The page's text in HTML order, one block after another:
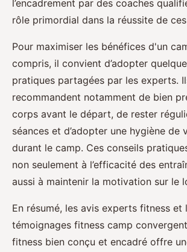
l’encadrement par des coaches
rôle primordial dans la réussite de
Pour maximiser les bénéfices d'un
compris, il convient d’adopter
pratiques partagées par les experts.
recommandent notamment de bien
corps avant le départ, de rester
séances et d’adopter une hygiène de
durant le camp. Ces conseils
non seulement à l’efficacité des
aussi à maintenir la motivation sur le
En résumé, les avis experts fitness et
témoignages fitness camp
fitness bien conçu et encadré offre